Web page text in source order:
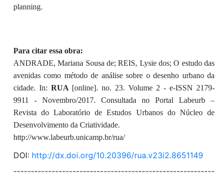
planning.
Para citar essa obra:
ANDRADE, Mariana Sousa de; REIS, Lysie dos; O estudo das
avenidas como método de análise sobre o desenho urbano da
cidade. In: RUA [online]. no. 23. Volume 2 - e-ISSN 2179-
9911 - Novembro/2017. Consultada no Portal Labeurb –
Revista do Laboratório de Estudos Urbanos do Núcleo de
Desenvolvimento da Criatividade.
http://www.labeurb.unicamp.br/rua/
DOI: http://dx.doi.org/10.20396/rua.v23i2.8651149
----------------------------------------------------------